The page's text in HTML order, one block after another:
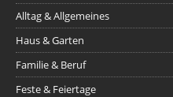
Alltag & Allgemeines
Haus & Garten
Familie & Beruf
Feste & Feiertage